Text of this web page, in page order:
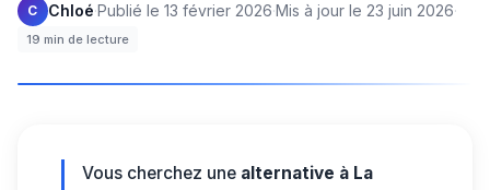
C Chloé·Publié le 13 février 2026·Mis à jour le 23 juin 2026·
19 min de lecture
Vous cherchez une alternative à La